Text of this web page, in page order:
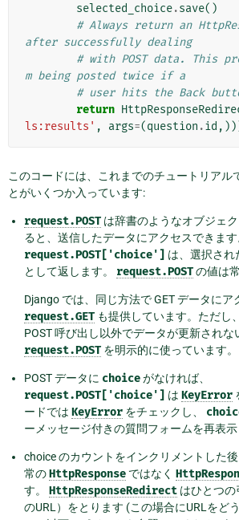
selected_choice.save()
# Always return an
after successfully dealing
# with POST data. This
m being posted twice if a
# user hits the Back
return
ls:results' , args=(question .id
このコードには、これまでのチュートリアル
とがいくつか入っています:
request.POST は辞書のようなオブジェ
ると、送信したデータにアクセスできます
request.POST['choice'] は、選択され
として返します。 request.POSTの値は
Django では、同じ方法で GET データにア
request.GET も提供しています。ただし
POST 呼び出し以外でデータが更新されな
request.POST を明示的に使っています。
POST データに choiceがなければ、
request.POST['choice'] は KeyError
ードでは KeyError をチェックし、
ーメッセージ付きの質問フォームを再表示
choice のカウントをインクリメントした
常のHttpResponse ではなく
す。 HttpResponseRedirect はひとつ
のURL）をとります (この場合にURLをど